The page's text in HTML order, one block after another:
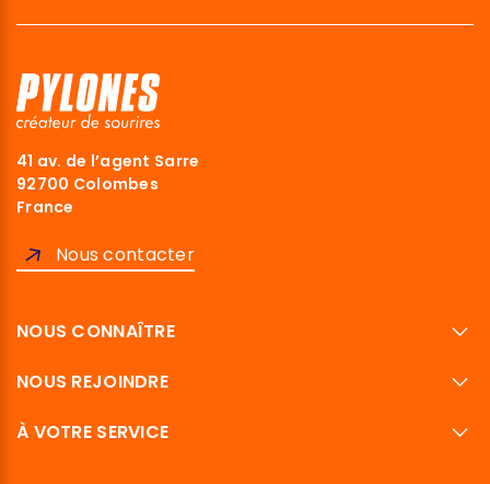
41 av. de l’agent Sarre
92700 Colombes
France
Nous contacter
NOUS CONNAÎTRE
NOUS REJOINDRE
À VOTRE SERVICE